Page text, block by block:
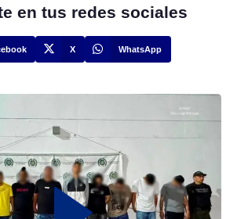
en tus redes sociales
X WhatsApp